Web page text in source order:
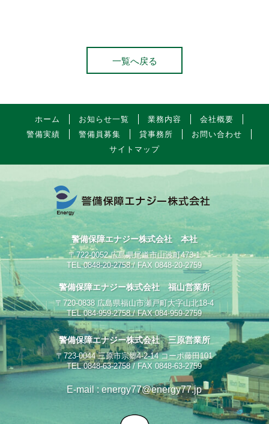
一覧へ戻る
ホーム お知らせ一覧 業務内容
会社概要
警備実績
警備員募集 貸事務所
お問い合わせ
サイトマップ
警備保障エナジー株式会社 本社
〒722-0052 広島県尾道市山波町473-1
TEL 0848-20-2758 / FAX 0848-20-2759
警備保障エナジー株式会社 福山営業所
〒720-0838 広島県福山市瀬戸町大字山北18-4
TEL 084-959-2758 / FAX 084-959-2759
警備保障エナジー株式会社 三原営業所
〒723-0044 三原市宗郷4-2-14 コーポ藤田101
TEL 0848-63-2758 / FAX 0848-63-2759
E-mail : energy77@energy77.jp